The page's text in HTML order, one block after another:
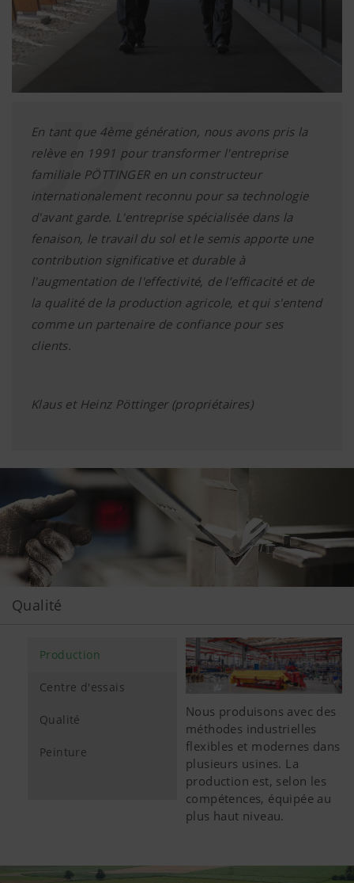
En tant que 4ème génération, nous avons pris la
relève en 1991 pour transformer l'entreprise
familiale PÖTTINGER en un constructeur
internationalement reconnu pour sa technologie
d'avant garde. L'entreprise spécialisée dans la
fenaison, le travail du sol et le semis apporte une
contribution significative et durable à
l'augmentation de l'effectivité, de l’efficacité et de
la qualité de la production agricole, et qui s'entend
comme un partenaire de confiance pour ses
clients.
Klaus et Heinz Pöttinger (propriétaires)
Qualité
Production
Centre d'essais
Qualité
Peinture
Nous produisons avec des
méthodes industrielles
flexibles et modernes dans
plusieurs usines. La
production est, selon les
compétences, équipée au
plus haut niveau.